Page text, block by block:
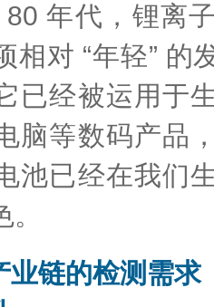
年代，锂离
相对 “年轻” 的
已经被运用于
脑等数码产品
池已经在我们
业链的检测需求